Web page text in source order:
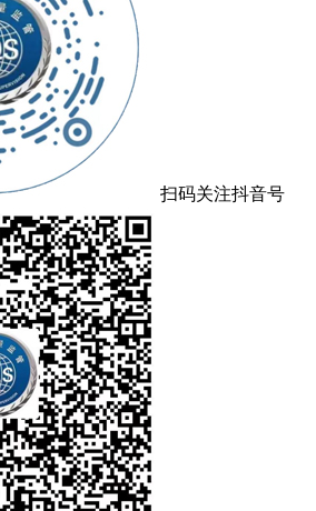
扫码关注抖音号